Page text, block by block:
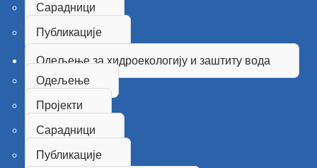
Сарадници
Публикације
Одељење за хидроекологију и заштиту вода
Одељење
Пројекти
Сарадници
Публикације